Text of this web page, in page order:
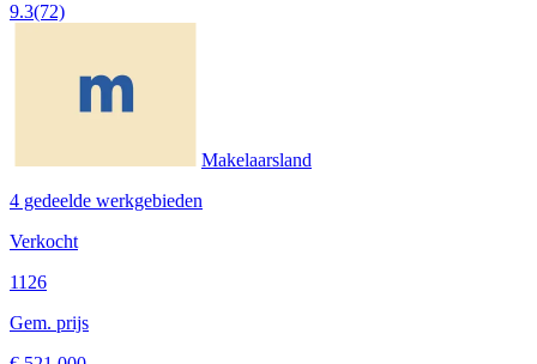
9.3(72)
Makelaarsland
4 gedeelde werkgebieden
Verkocht
1126
Gem. prijs